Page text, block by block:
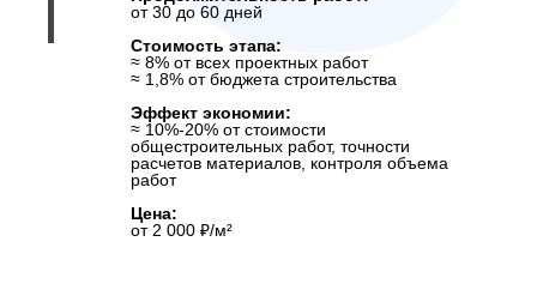
Лучше начинать:
После утверждения архитектурного и
интерьерного проектов.
Метод проектирования:
Строго предиктивный — всё рассчитывается
и согласуется заранее.
от 45 до 90 дней (можно параллельно с
конструктивом)